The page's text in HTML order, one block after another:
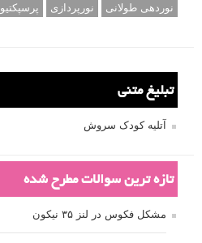
نوردهی طولانی
نورپردازی پرسپکتیو
تبلیغ متنی
آتلیه کودک سروش
تازه ترین سوالات مطرح شده
مشکل فکوس در لنز ۳۵ نیکون